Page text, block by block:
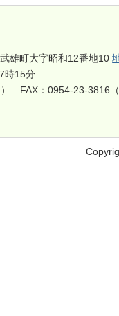
雄町大字昭和12番地10
時15分
FAX：0954-23-3816（